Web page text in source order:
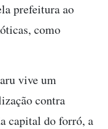
prefeitura ao
como
vive um
contra
capital do forró, a